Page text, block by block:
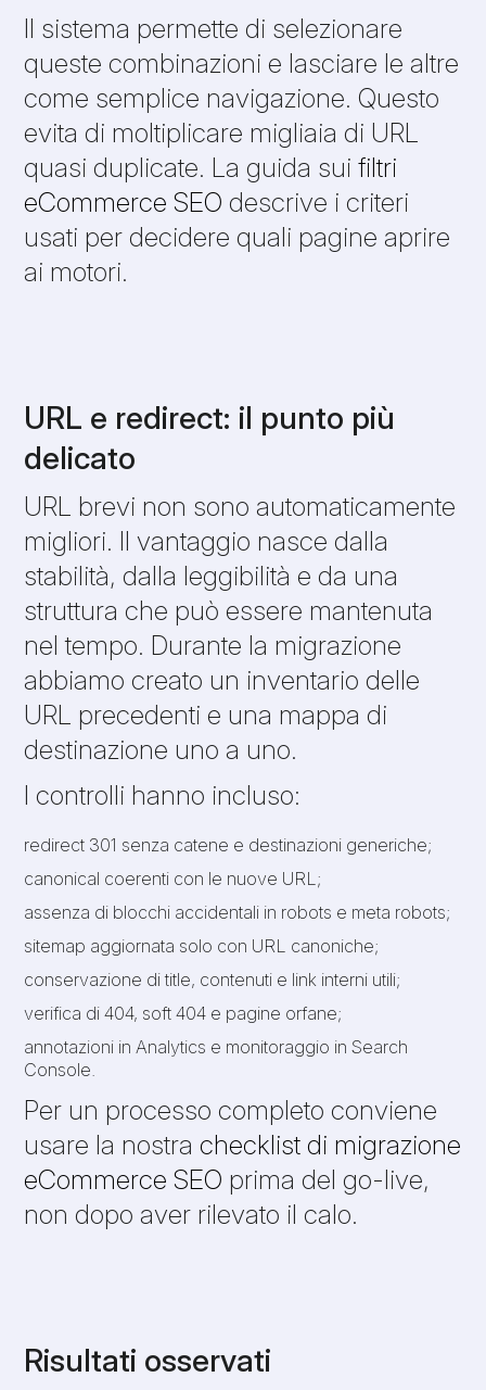
Il sistema permette di selezionare
queste combinazioni e lasciare le altre
come semplice navigazione. Questo
evita di moltiplicare migliaia di URL
quasi duplicate. La guida suifiltri
eCommerce SEO descrive i criteri
usati per decidere quali pagine aprire
ai motori.
URL e redirect: il punto più
delicato
URL brevi non sono automaticamente
migliori. Il vantaggio nasce dalla
stabilità, dalla leggibilità e da una
struttura che può essere mantenuta
nel tempo. Durante la migrazione
abbiamo creato un inventario delle
URL precedenti e una mappa di
destinazione uno a uno.
I controlli hanno incluso:
redirect 301 senza catene e destinazioni generiche;
canonical coerenti con le nuove URL;
assenza di blocchi accidentali in robots e meta robots;
sitemap aggiornata solo con URL canoniche;
conservazione di title, contenuti e link interni utili;
verifica di 404, soft 404 e pagine orfane;
annotazioni in Analytics e monitoraggio in Search
Console.
Per un processo completo conviene
usare la nostrachecklist di migrazione
eCommerce SEO prima del go-live,
non dopo aver rilevato il calo.
Risultati osservati